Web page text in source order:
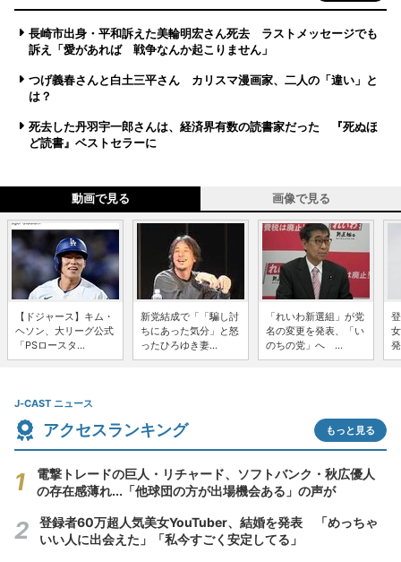
長崎市出身・平和訴えた美輪明宏さん死去 ラストメッセージでも
訴え「愛があれば 戦争なんか起こりません」
つげ義春さんと白土三平さん カリスマ漫画家、二人の「違い」と
は？
死去した丹羽宇一郎さんは、経済界有数の読書家だった 『死ぬほ
ど読書』ベストセラーに
動画で見る 画像で見る
【ドジャース】キム・
ヘソン、大リーグ公式
「PSロースタ...
新党結成で「「騙し討
ちにあった気分」と怒
ったひろゆき妻...
「れいわ新選組」が党
名の変更を発表、「い
のちの党」へ ...
J-CAST ニュース
アクセスランキング もっと見る
電撃トレードの巨人・リチャード、ソフトバンク・秋広優人
の存在感薄れ...「他球団の方が出場機会ある」の声が
登録者60万超人気美女YouTuber、結婚を発表 「めっちゃ
いい人に出会えた」「私今すごく安定してる」